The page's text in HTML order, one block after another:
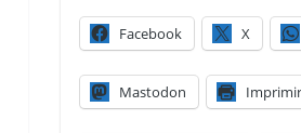
Facebook X
Mastodon Imprimir